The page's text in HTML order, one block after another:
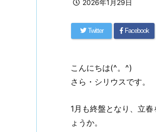
2026年1月29日
Twitter Facebook
こんにちは(^。^)
さら・シリウスです。
1月も終盤となり、立
ょうか。